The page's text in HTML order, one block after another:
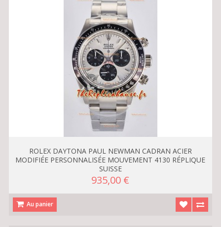
ROLEX DAYTONA PAUL NEWMAN CADRAN ACIER
MODIFIÉE PERSONNALISÉE MOUVEMENT 4130 RÉPLIQUE
SUISSE
935,00 €
Au panier